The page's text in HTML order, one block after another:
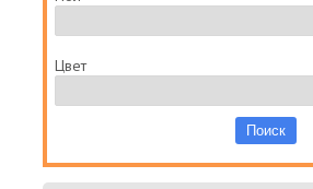
Цвет